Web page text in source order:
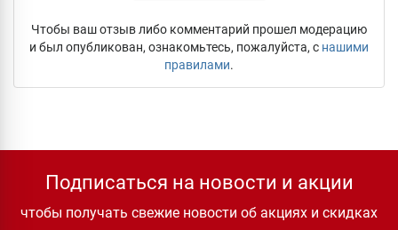
Чтобы ваш отзыв либо комментарий прошел модерацию
и был опубликован, ознакомьтесь, пожалуйста, с нашими
правилами.
Подписаться на новости и акции
чтобы получать свежие новости об акциях и скидках